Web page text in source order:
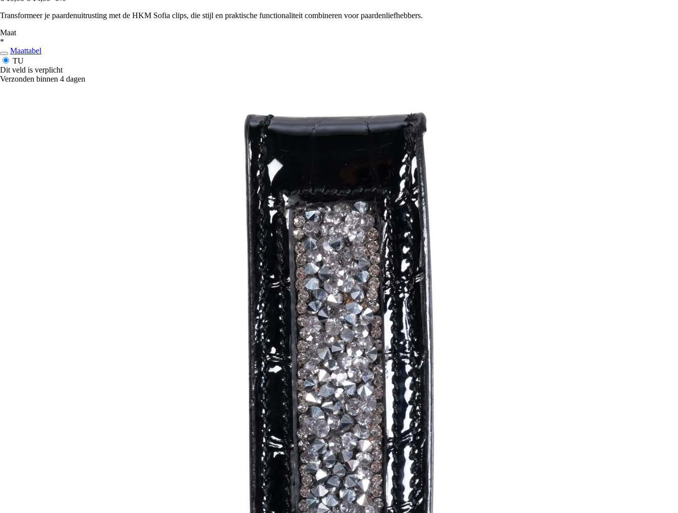
Transformeer je paardenuitrusting met de HKM Sofia clips, die stijl en praktische functionaliteit combineren voor paardenliefhebbers.
Maat
*
Maattabel
TU
Dit veld is verplicht
Verzonden binnen 4 dagen